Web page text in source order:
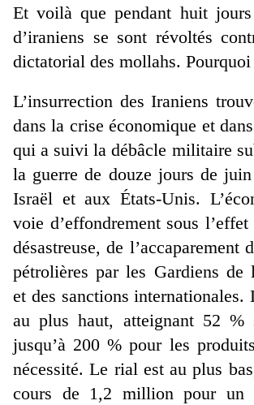
Et voilà que pendant huit
d’iraniens se sont révoltés
dictatorial des mollahs. Pourquoi
L’insurrection des Iraniens
dans la crise économique et
qui a suivi la débâcle militaire
la guerre de douze jours de
Israël et aux États-Unis.
voie d’effondrement sous
désastreuse, de l’accaparement
pétrolières par les Gardiens de
et des sanctions internationales.
au plus haut, atteignant 52
jusqu’à 200 % pour les
nécessité. Le rial est au plus
cours de 1,2 million pour un